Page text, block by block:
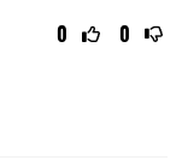
0 0